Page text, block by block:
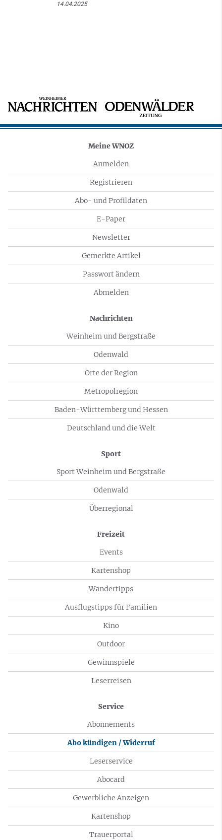
14.04.2025
Meine WNOZ
Anmelden
Registrieren
Abo- und Profildaten
E-Paper
Newsletter
Gemerkte Artikel
Passwort ändern
Abmelden
Nachrichten
Weinheim und Bergstraße
Odenwald
Orte der Region
Metropolregion
Baden-Württemberg und Hessen
Deutschland und die Welt
Sport
Sport Weinheim und Bergstraße
Odenwald
Überregional
Freizeit
Events
Kartenshop
Wandertipps
Ausflugstipps für Familien
Kino
Outdoor
Gewinnspiele
Leserreisen
Service
Abonnements
Abo kündigen / Widerruf
Leserservice
Abocard
Gewerbliche Anzeigen
Kartenshop
Trauerportal